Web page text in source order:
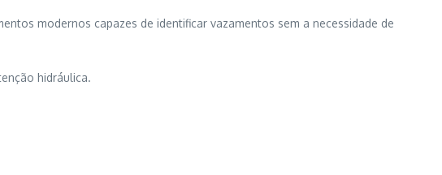
modernos capazes de identificar vazamentos sem a necessidade de
hidráulica.